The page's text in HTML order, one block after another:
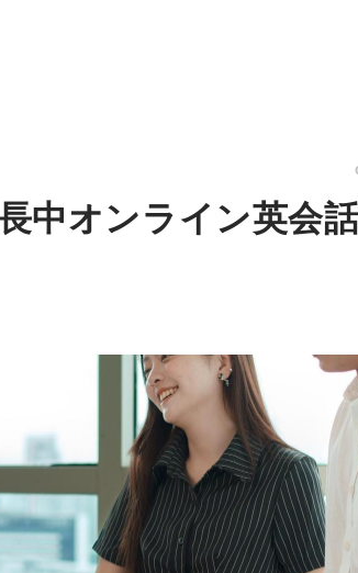
中オンライン英会